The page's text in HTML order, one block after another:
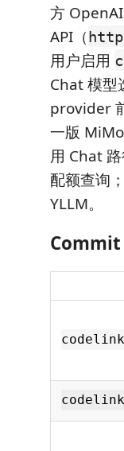
方
API（
用户启用
Chat 模型
provider
一版
用 Chat
配额查询
YLLM。
Commit